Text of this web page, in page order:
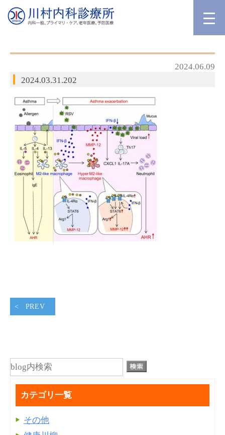
2024.06.09
2024.03.31.202
PREV
カテゴリ一覧
その他